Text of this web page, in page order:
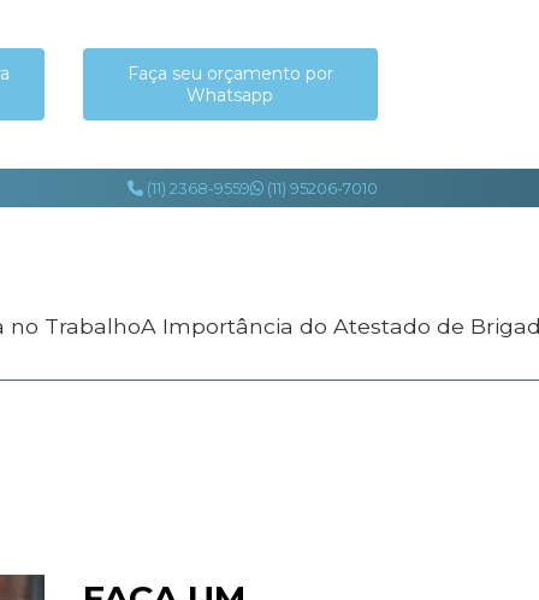
Faça seu orçamento por
Whatsapp
(11) 2368-9559 (11) 95206-7010
no Trabalho
A Importância do Atestado de